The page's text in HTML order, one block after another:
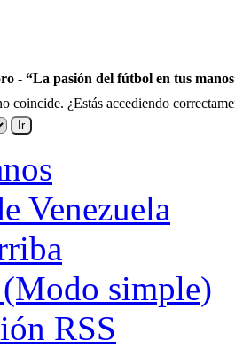
- “La pasión del fútbol en tus
coincide. ¿Estás accediendo
Venezuela
simple)
RSS